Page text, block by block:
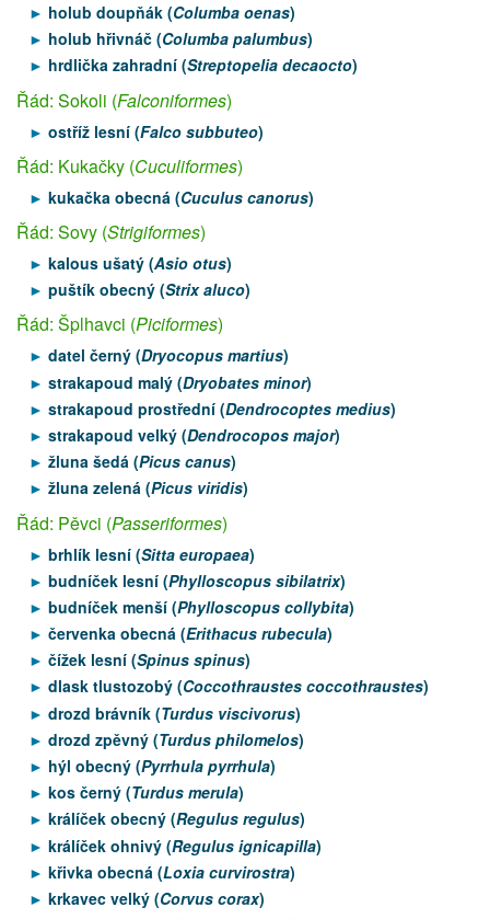
holub doupňák (Columba oenas)
holub hřivnáč (Columba palumbus)
hrdlička zahradní (Streptopelia decaocto)
Řád: Sokoli (Falconiformes)
ostříž lesní (Falco subbuteo)
Řád: Kukačky (Cuculiformes)
kukačka obecná (Cuculus canorus)
Řád: Sovy (Strigiformes)
kalous ušatý (Asio otus)
puštík obecný (Strix aluco)
Řád: Šplhavci (Piciformes)
datel černý (Dryocopus martius)
strakapoud malý (Dryobates minor)
strakapoud prostřední (Dendrocoptes medius)
strakapoud velký (Dendrocopos major)
žluna šedá (Picus canus)
žluna zelená (Picus viridis)
Řád: Pěvci (Passeriformes)
brhlík lesní (Sitta europaea)
budníček lesní (Phylloscopus sibilatrix)
budníček menší (Phylloscopus collybita)
červenka obecná (Erithacus rubecula)
čížek lesní (Spinus spinus)
dlask tlustozobý (Coccothraustes coccothraustes)
drozd brávník (Turdus viscivorus)
drozd zpěvný (Turdus philomelos)
hýl obecný (Pyrrhula pyrrhula)
kos černý (Turdus merula)
králíček obecný (Regulus regulus)
králíček ohnivý (Regulus ignicapilla)
křivka obecná (Loxia curvirostra)
krkavec velký (Corvus corax)